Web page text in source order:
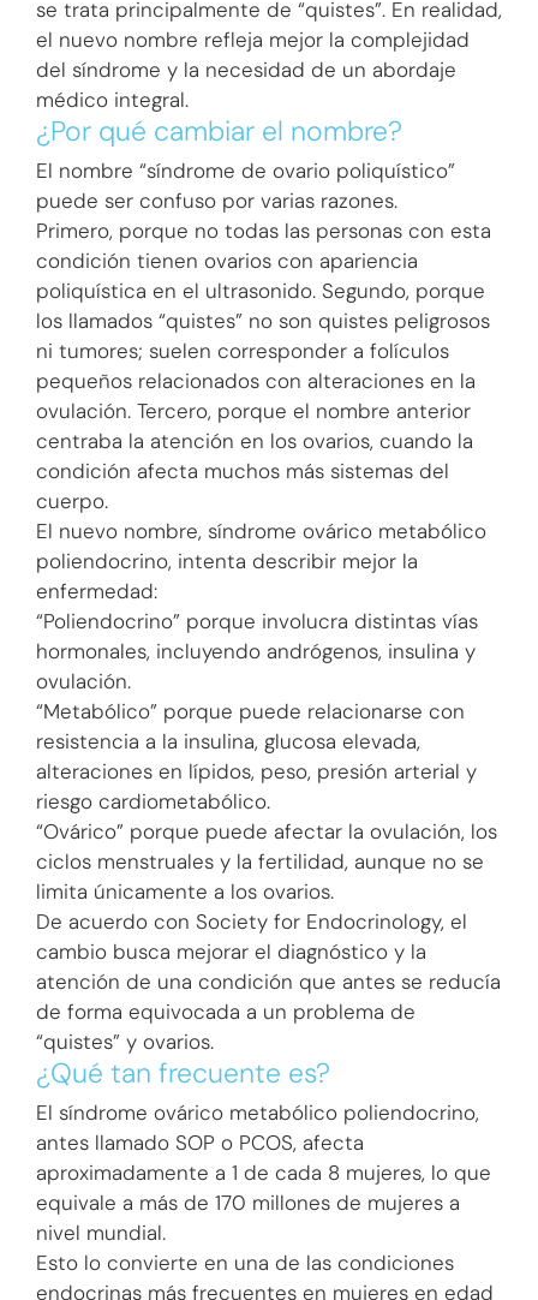
se trata principalmente de “quistes”. En realidad,
el nuevo nombre refleja mejor la complejidad
del síndrome y la necesidad de un abordaje
médico integral.
¿Por qué cambiar el nombre?
El nombre “síndrome de ovario poliquístico”
puede ser confuso por varias razones.
Primero, porque no todas las personas con esta
condición tienen ovarios con apariencia
poliquística en el ultrasonido. Segundo, porque
los llamados “quistes” no son quistes peligrosos
ni tumores; suelen corresponder a folículos
pequeños relacionados con alteraciones en la
ovulación. Tercero, porque el nombre anterior
centraba la atención en los ovarios, cuando la
condición afecta muchos más sistemas del
cuerpo.
El nuevo nombre, síndrome ovárico metabólico
poliendocrino, intenta describir mejor la
enfermedad:
“Poliendocrino” porque involucra distintas vías
hormonales, incluyendo andrógenos, insulina y
ovulación.
“Metabólico” porque puede relacionarse con
resistencia a la insulina, glucosa elevada,
alteraciones en lípidos, peso, presión arterial y
riesgo cardiometabólico.
“Ovárico” porque puede afectar la ovulación, los
ciclos menstruales y la fertilidad, aunque no se
limita únicamente a los ovarios.
De acuerdo con Society for Endocrinology, el
cambio busca mejorar el diagnóstico y la
atención de una condición que antes se reducía
de forma equivocada a un problema de
“quistes” y ovarios.
¿Qué tan frecuente es?
El síndrome ovárico metabólico poliendocrino,
antes llamado SOP o PCOS, afecta
aproximadamente a 1 de cada 8 mujeres, lo que
equivale a más de 170 millones de mujeres a
nivel mundial.
Esto lo convierte en una de las condiciones
endocrinas más frecuentes en mujeres en edad